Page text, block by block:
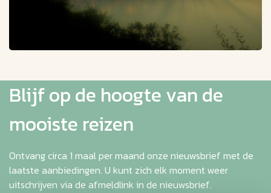
Blijf op de hoogte van de
mooiste reizen
Ontvang circa 1 maal per maand onze nieuwsbrief met de
laatste aanbiedingen. U kunt zich elk moment weer
uitschrijven via de afmeldlink in de nieuwsbrief.